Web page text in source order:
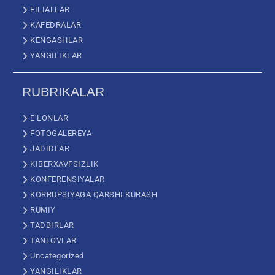
FILIALLAR
KAFEDRALAR
KENGASHLAR
YANGILIKLAR
RUBRIKALAR
E’LONLAR
FOTOGALEREYA
JADIDLAR
KIBERXAVFSIZLIK
KONFERENSIYALAR
KORRUPSIYAGA QARSHI KURASH
RUMIY
TADBIRLAR
TANLOVLAR
Uncategorized
YANGILIKLAR